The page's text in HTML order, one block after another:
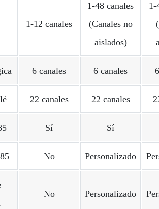
1-12 canales
1-48 canales
(Canales no
aislados)
1-
6 canales 6 canales
22 canales 22 canales
Sí Sí
No Personalizado
No Personalizado